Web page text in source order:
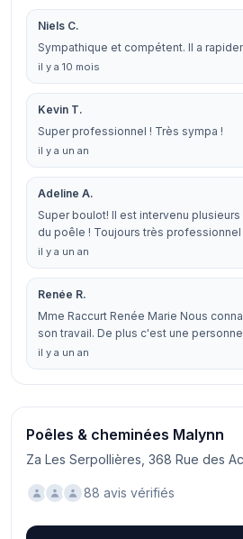
Niels C.
Sympathique et compétent. Il a
il y a 10 mois
Kevin T.
Super professionnel ! Très sympa !
il y a un an
Adeline A.
Super boulot! Il est intervenu
du poêle ! Toujours très professionnel
il y a un an
Renée R.
Mme Raccurt Renée Marie Nous
son travail. De plus c'est une
il y a un an
Poêles & cheminées Malynn
Za Les Serpollières, 368 Rue des
88 avis vérifiés